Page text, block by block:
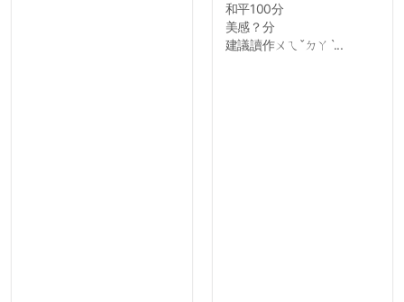
和平100分
美感？分
建議讀作ㄨㄟˇㄉㄚˋ...